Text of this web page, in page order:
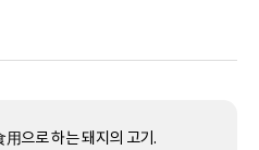
으로 하는 돼지의 고기.